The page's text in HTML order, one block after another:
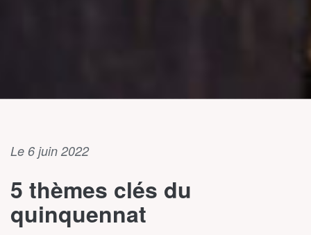
Le 6 juin 2022
5 thèmes clés du
quinquennat